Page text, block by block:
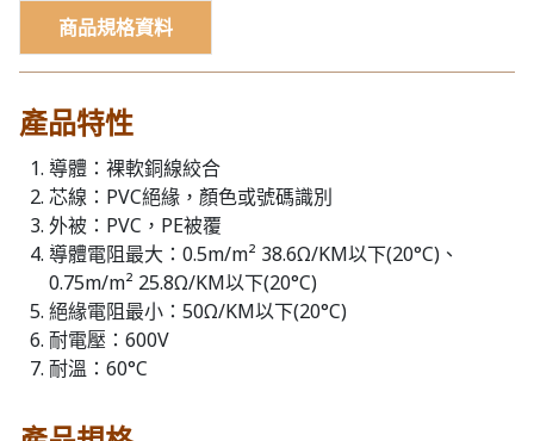
商品規格資料
產品特性
導體：裸軟銅線絞合
芯線：PVC絕緣，顏色或號碼識別
外被：PVC，PE被覆
導體電阻最大：0.5m/m² 38.6Ω/KM以下(20°C)、
0.75m/m² 25.8Ω/KM以下(20°C)
絕緣電阻最小：50Ω/KM以下(20°C)
耐電壓：600V
耐溫：60°C